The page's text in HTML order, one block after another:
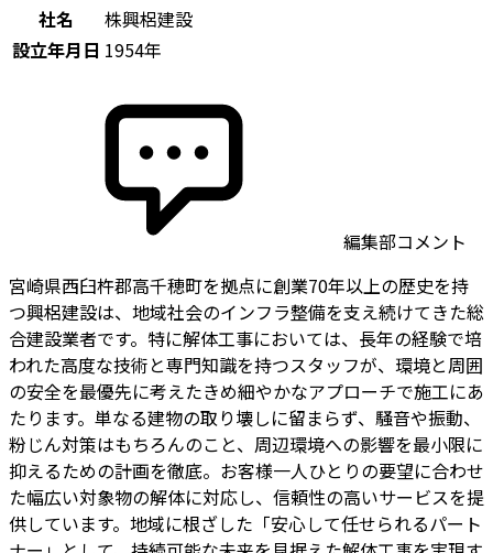
社名
株興梠建設
設立年月日 1954年
編集部コメント
宮崎県西臼杵郡高千穂町を拠点に創業70年以上の歴史を持
つ興梠建設は、地域社会のインフラ整備を支え続けてきた総
合建設業者です。特に解体工事においては、長年の経験で培
われた高度な技術と専門知識を持つスタッフが、環境と周囲
の安全を最優先に考えたきめ細やかなアプローチで施工にあ
たります。単なる建物の取り壊しに留まらず、騒音や振動、
粉じん対策はもちろんのこと、周辺環境への影響を最小限に
抑えるための計画を徹底。お客様一人ひとりの要望に合わせ
た幅広い対象物の解体に対応し、信頼性の高いサービスを提
供しています。地域に根ざした「安心して任せられるパート